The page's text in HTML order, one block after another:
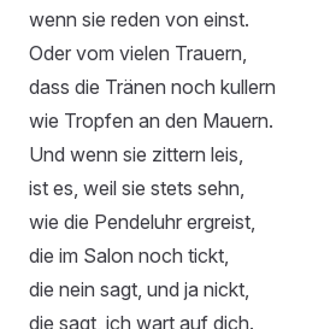
wenn sie reden von einst.
Oder vom vielen Trauern,
dass die Tränen noch kullern
wie Tropfen an den Mauern.
Und wenn sie zittern leis,
ist es, weil sie stets sehn,
wie die Pendeluhr ergreist,
die im Salon noch tickt,
die nein sagt, und ja nickt,
die sagt, ich wart auf dich.